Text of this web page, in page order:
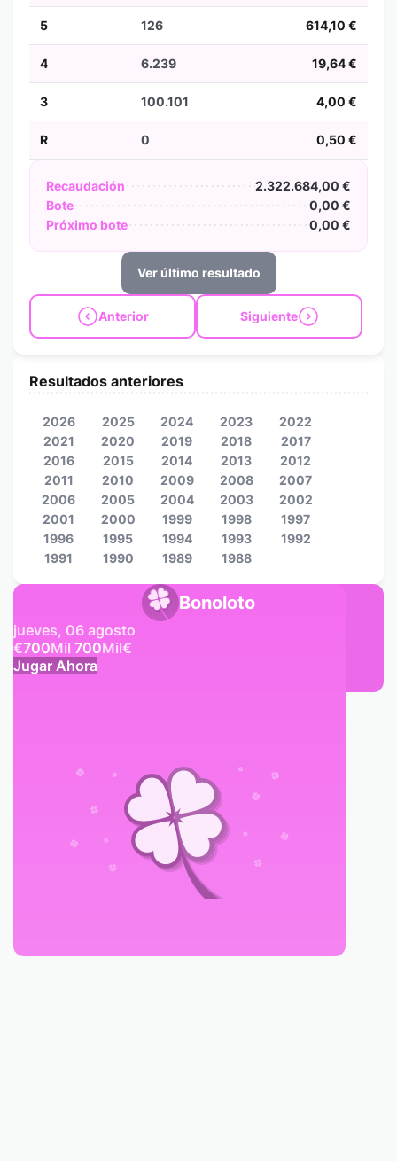
5 126 614,10 €
4 6.239 19,64 €
3 100.101 4,00 €
R 0 0,50 €
Recaudación
2.322.684,00 €
Bote
0,00 €
Próximo bote
0,00 €
Ver último resultado
Anterior Siguiente
Bonoloto
jueves, 06 agosto
€700Mil 700Mil€
Jugar Ahora
Resultados anteriores
2026 2025 2024 2023
2022
2021
2020 2019 2018
2017
2016
2015 2014 2013
2012
2011
2010 2009 2008
2007
2006
2005 2004 2003
2002
2001
2000 1999 1998
1997
1996
1995 1994 1993
1992
1991
1990 1989 1988